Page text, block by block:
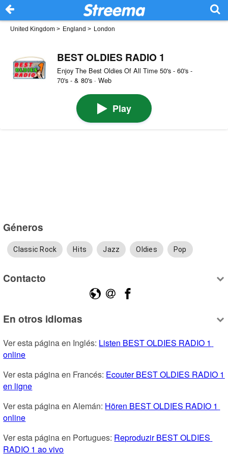
United Kingdom > England > London
BEST OLDIES RADIO 1
Enjoy The Best Oldies Of All Time 50's - 60's -
70's - & 80's · Web
Play
Géneros
Classic Rock Hits Jazz Oldies Pop
Contacto
En otros idiomas
Ver esta página en Inglés: Listen BEST OLDIES RADIO 1
online
Ver esta página en Francés: Ecouter BEST OLDIES RADIO 1
en ligne
Ver esta página en Alemán: Hören BEST OLDIES RADIO 1
online
Ver esta página en Portugues: Reproduzir BEST OLDIES
RADIO 1 ao vivo